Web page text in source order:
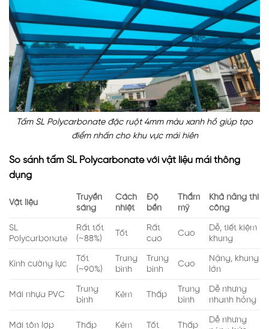
Tấm SL Polycarbonate đặc ruột 4mm màu xanh hồ giúp tạo
điểm nhấn cho khu vực mái hiên
So sánh tấm SL Polycarbonate với vật liệu mái thông
dụng
Vật liệu
Truyền
sáng
Cách
nhiệt
Độ
bền
Thẩm
mỹ
Khả năng thi
công
SL
Polycarbonate
Rất tốt
(~88%)
Tốt
Rất
cao
Cao
Dễ, tiết kiệm
khung
Kính cường lực
Tốt
(~90%)
Trung
bình
Trung
bình
Cao
Nặng, khung
lớn
Mái nhựa PVC
Trung
bình
Kém Thấp
Trung
bình
Dễ nhưng
nhanh hỏng
Mái tôn lợp Thấp Kém Tốt Thấp
Dễ nhưng